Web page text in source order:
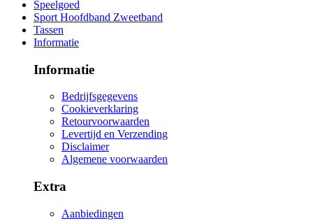
Speelgoed
Sport Hoofdband Zweetband
Tassen
Informatie
Informatie
Bedrijfsgegevens
Cookieverklaring
Retourvoorwaarden
Levertijd en Verzending
Disclaimer
Algemene voorwaarden
Extra
Aanbiedingen